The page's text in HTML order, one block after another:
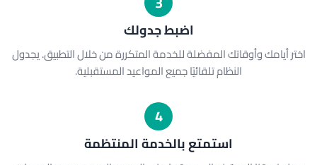
اضبط جدولك
اختر أيامك وأوقاتك المفضلة للخدمة المتكررة من خلال التطبيق. يجدول
النظام تلقائيًا جميع المواعيد المستقبلية.
4
استمتع بالخدمة المنتظمة